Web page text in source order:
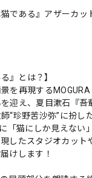
である』アザーカッ
』とは？】
を再現するMOGURA
迎え、夏目漱石『吾
“珍野苦沙弥”に扮
「猫にしか見えな
したスタジオカッ
けします！